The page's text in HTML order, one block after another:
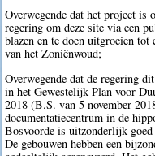
Overwegende dat het project is
regering om deze site via een
blazen en te doen uitgroeien tot
van het Zoniënwoud;
Overwegende dat de regering
in het Gewestelijk Plan voor
2018 (B.S. van 5 november
documentatiecentrum in de
Bosvoorde is uitzonderlijk
De gebouwen hebben een